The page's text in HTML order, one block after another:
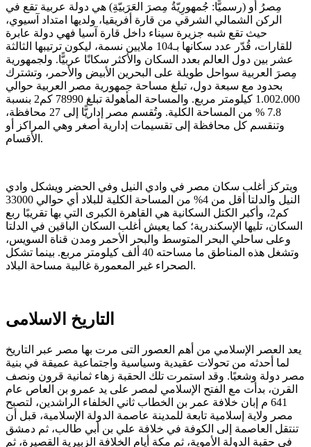
مِصرُ أو (رسميًّا: جُمهورِيّةُ مِصرَ العَرَبيّةِ) هي دولة عربية تقع في
الركن الشمالي الشرقي من قارة أفريقيا، ولديها امتداد آسيوي،
حيث تقع شبه جزيرة سيناء داخل قارة آسيا فهي دولة عابرة
للقارات، قُدّر عدد سكانها بـ104 ملايين نسمة، ليكون ترتيبها الثالثة
عشر بين دول العالم بعدد السكان والأكثر سكانًا عربيًّا. ولجمهورية
مِصرَ العربية سواحل طويلة على البحرين الأبيض والأحمر، وتشترك
بحدود مع سبعة دول، تبلغ مساحة جمهورية مصر العربية حوالي
1.002.000 كيلومتر مربع. والمساحة المأهولة تبلغ 78990 كم2 بنسبة
7.8 % من المساحة الكلية. وتُقسم مصر إداريًّا إلى 27 محافظة،
وتنقسم كل محافظة إلى تقسيمات إدارية أصغر وهي المراكز أو
الأقسام.
ويتركز أغلب سكان مصر في وادي النيل وفي الحضر ويشكل وادي
النيل والدلتا أقل من 4% من المساحة الكلية للبلاد أي حوالي 33000
كم2، وأكبر الكتل السكانية هي القاهرة الكبرى التي بها تقريبًا ربع
السكان، تليها الإسكندرية؛ كما يعيش أغلب السكان الباقين في الدلتا
وعلى ساحلي البحر المتوسط والبحر الأحمر ومدن قناة السويس،
وتشغل هذه المناطق ما مساحته 40 ألف كيلومتر مربع. بينما تشكل
الصحراء غير المعمورة غالبية مساحة البلاد.
التاريخ الاسلامى
يعد العصر الإسلامي من أهم العصور التى مرت بها مصر عبر التاريخ
لما أحدثه من تحولات عقيدية وسياسية واجتماعية عميقة في بنية
مصر دولة وشعبًا. وقد استمرت تلك الحقبة زهاء ثمانية قرون ونصف
القرن، بدأت مع الفتح الإسلامي لمصر على يد عمرو بن العاص عام
641 م إبان خلافة عمر بن الخطاب ثاني الخلفاء الراشدين، لتصبح
مصر ولاية إسلامية تابعة للمدينة عاصمة الدولة الإسلامية، قبل أن
تنتقل العاصمة إلى الكوفة في خلافة علي بن أبي طالب، ثم دمشق
في حقبة الدولة الأموية، ثم مكة أيام الخلافة الزبيرية القصيرة، ثم